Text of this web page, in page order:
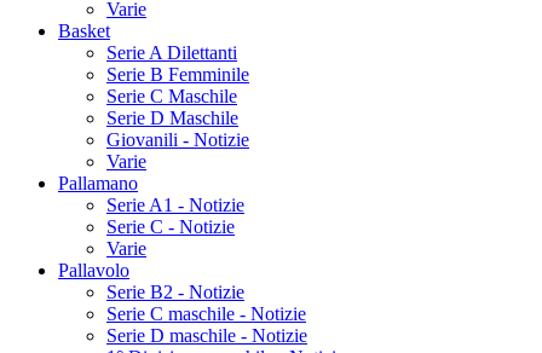
Varie
Basket
Serie A Dilettanti
Serie B Femminile
Serie C Maschile
Serie D Maschile
Giovanili - Notizie
Varie
Pallamano
Serie A1 - Notizie
Serie C - Notizie
Varie
Pallavolo
Serie B2 - Notizie
Serie C maschile - Notizie
Serie D maschile - Notizie